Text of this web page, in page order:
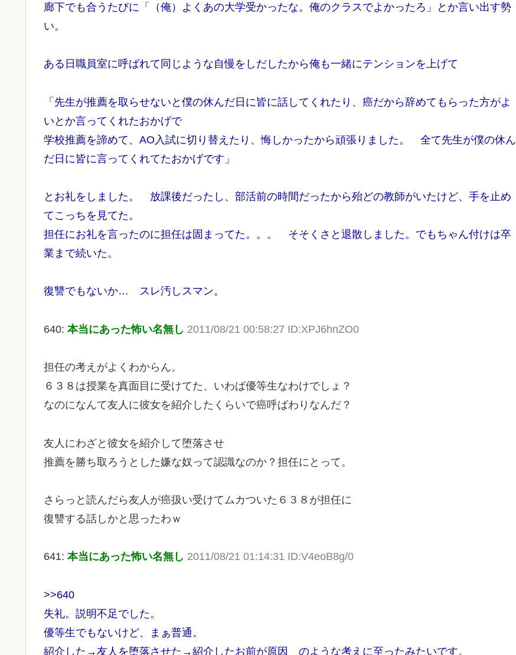
廊下でも合うたびに「（俺）よくあの大学受かったな。俺のクラスでよかったろ」とか言い出す勢
い。
ある日職員室に呼ばれて同じような自慢をしだしたから俺も一緒にテンションを上げて
「先生が推薦を取らせないと僕の休んだ日に皆に話してくれたり、癌だから辞めてもらった方がよ
いとか言ってくれたおかげで
学校推薦を諦めて、AO入試に切り替えたり、悔しかったから頑張りました。 全て先生が僕の休ん
だ日に皆に言ってくれてたおかげです」
とお礼をしました。 放課後だったし、部活前の時間だったから殆どの教師がいたけど、手を止め
てこっちを見てた。
担任にお礼を言ったのに担任は固まってた。。。 そそくさと退散しました。でもちゃん付けは卒
業まで続いた。
復讐でもないか… スレ汚しスマン。
640: 本当にあった怖い名無し 2011/08/21 00:58:27 ID:XPJ6hnZO0
担任の考えがよくわからん。
６３８は授業を真面目に受けてた、いわば優等生なわけでしょ？
なのになんて友人に彼女を紹介したくらいで癌呼ばわりなんだ？
友人にわざと彼女を紹介して堕落させ
推薦を勝ち取ろうとした嫌な奴って認識なのか？担任にとって。
さらっと読んだら友人が癌扱い受けてムカついた６３８が担任に
復讐する話しかと思ったわｗ
641: 本当にあった怖い名無し 2011/08/21 01:14:31 ID:V4eoB8g/0
>>640
失礼。説明不足でした。
優等生でもないけど、まぁ普通。
紹介した→友人を堕落させた→紹介したお前が原因 のような考えに至ったみたいです。